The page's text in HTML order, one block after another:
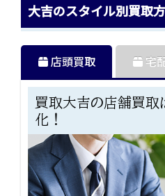
大吉のスタイル別買取
店頭買取
買取大吉の店舗買取
化！
宅